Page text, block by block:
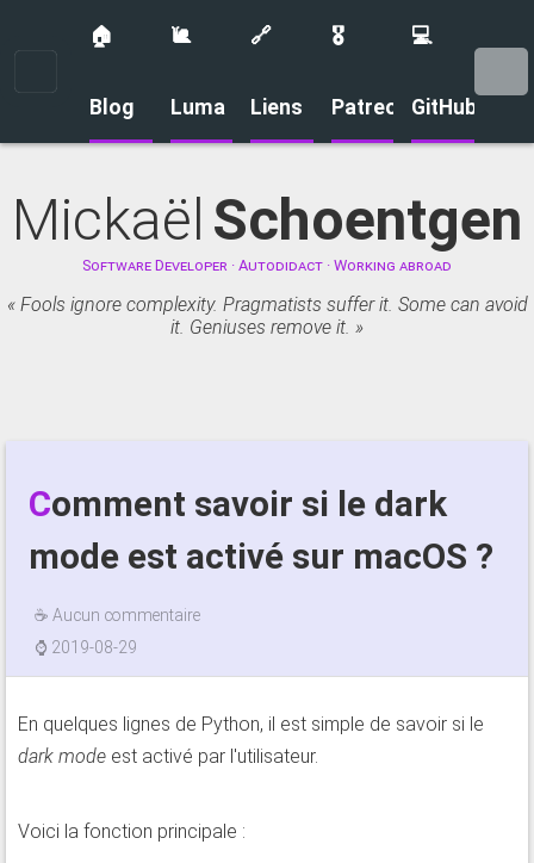
🏠
Blog
🐌
Luma
🔗
Liens
🎖️
Patreon
💻
GitHub
Mickaël Schoentgen
Software Developer · Autodidact · Working abroad
Fools ignore complexity. Pragmatists suffer it. Some can avoid
it. Geniuses remove it.
Comment savoir si le dark
mode est activé sur macOS ?
☕ Aucun commentaire
⌚ 2019-08-29
En quelques lignes de Python, il est simple de savoir si le
dark mode est activé par l'utilisateur.
Voici la fonction principale :